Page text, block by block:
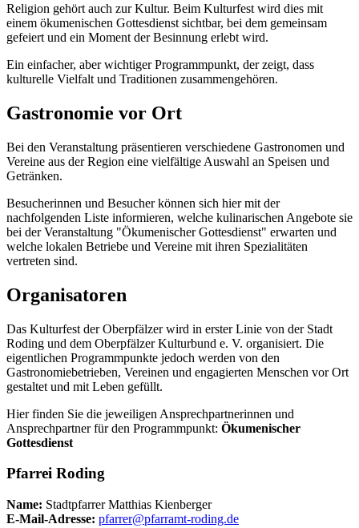
Religion gehört auch zur Kultur. Beim Kulturfest wird dies mit
einem ökumenischen Gottesdienst sichtbar, bei dem gemeinsam
gefeiert und ein Moment der Besinnung erlebt wird.
Ein einfacher, aber wichtiger Programmpunkt, der zeigt, dass
kulturelle Vielfalt und Traditionen zusammengehören.
Gastronomie vor Ort
Bei den Veranstaltung präsentieren verschiedene Gastronomen und
Vereine aus der Region eine vielfältige Auswahl an Speisen und
Getränken.
Besucherinnen und Besucher können sich hier mit der
nachfolgenden Liste informieren, welche kulinarischen Angebote sie
bei der Veranstaltung "Ökumenischer Gottesdienst" erwarten und
welche lokalen Betriebe und Vereine mit ihren Spezialitäten
vertreten sind.
Organisatoren
Das Kulturfest der Oberpfälzer wird in erster Linie von der Stadt
Roding und dem Oberpfälzer Kulturbund e. V. organisiert. Die
eigentlichen Programmpunkte jedoch werden von den
Gastronomiebetrieben, Vereinen und engagierten Menschen vor Ort
gestaltet und mit Leben gefüllt.
Hier finden Sie die jeweiligen Ansprechpartnerinnen und
Ansprechpartner für den Programmpunkt: Ökumenischer
Gottesdienst
Pfarrei Roding
Name: Stadtpfarrer Matthias Kienberger
E-Mail-Adresse: pfarrer@pfarramt-roding.de